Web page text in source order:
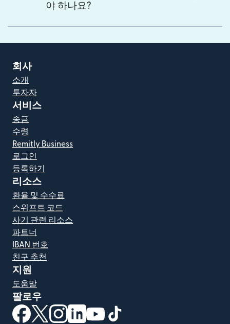
야 하나요?
회사
소개
투자자
서비스
송금
수령
Remitly Business
로그인
등록하기
리소스
환율 및 수수료
스위프트 코드
사기 관련 리소스
파트너
IBAN 번호
친구 추천
지원
도움말
팔로우
(새 창에서 열림)
(새 창에서 열림)
(새 창에서 열림)
(새 창에서 열림)
(새 창에서 열림)